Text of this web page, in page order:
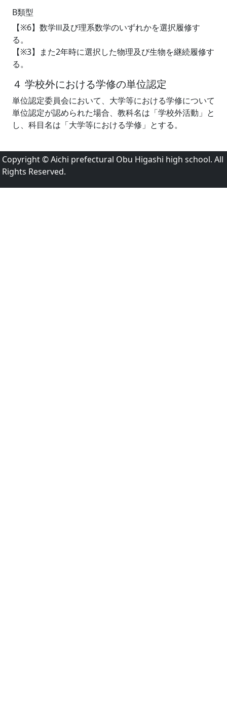
B類型
【※6】数学Ⅲ及び理系数学のいずれかを選択履修す
る。
【※3】また2年時に選択した物理及び生物を継続履修す
る。
４ 学校外における学修の単位認定
単位認定委員会において、大学等における学修について
単位認定が認められた場合、教科名は「学校外活動」と
し、科目名は「大学等における学修」とする。
Copyright © Aichi prefectural Obu Higashi high school. All
Rights Reserved.